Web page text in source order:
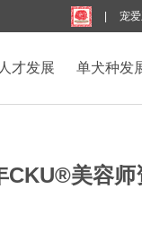
宠
才发展 单犬种发
美容师